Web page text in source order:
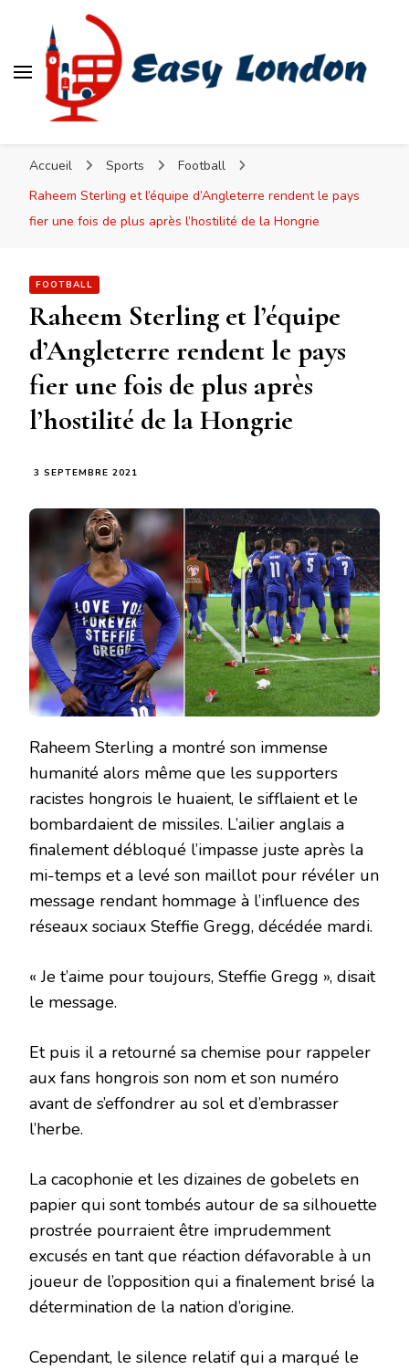
Accueil Sports
Football
Raheem Sterling et l’équipe d’Angleterre rendent le pays
fier une fois de plus après l’hostilité de la Hongrie
FOOTBALL
Raheem Sterling et l’équipe
d’Angleterre rendent le pays
fier une fois de plus après
l’hostilité de la Hongrie
3 SEPTEMBRE 2021
Raheem Sterling a montré son immense
humanité alors même que les supporters
racistes hongrois le huaient, le sifflaient et le
bombardaient de missiles. L’ailier anglais a
finalement débloqué l’impasse juste après la
mi-temps et a levé son maillot pour révéler un
message rendant hommage à l’influence des
réseaux sociaux Steffie Gregg, décédée mardi.
« Je t’aime pour toujours, Steffie Gregg », disait
le message.
Et puis il a retourné sa chemise pour rappeler
aux fans hongrois son nom et son numéro
avant de s’effondrer au sol et d’embrasser
l’herbe.
La cacophonie et les dizaines de gobelets en
papier qui sont tombés autour de sa silhouette
prostrée pourraient être imprudemment
excusés en tant que réaction défavorable à un
joueur de l’opposition qui a finalement brisé la
détermination de la nation d’origine.
Cependant, le silence relatif qui a marqué le